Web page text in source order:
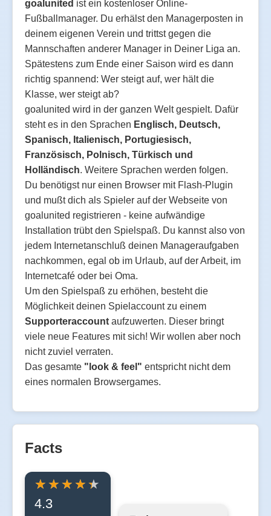
goalunited ist ein kostenloser Online-
Fußballmanager. Du erhälst den Managerposten in
deinem eigenen Verein und trittst gegen die
Mannschaften anderer Manager in Deiner Liga an.
Spätestens zum Ende einer Saison wird es dann
richtig spannend: Wer steigt auf, wer hält die
Klasse, wer steigt ab?
goalunited wird in der ganzen Welt gespielt. Dafür
steht es in den Sprachen Englisch, Deutsch,
Spanisch, Italienisch, Portugiesisch,
Französisch, Polnisch, Türkisch und
Holländisch. Weitere Sprachen werden folgen.
Du benötigst nur einen Browser mit Flash-Plugin
und mußt dich als Spieler auf der Webseite von
goalunited registrieren - keine aufwändige
Installation trübt den Spielspaß. Du kannst also von
jedem Internetanschluß deinen Manageraufgaben
nachkommen, egal ob im Urlaub, auf der Arbeit, im
Internetcafé oder bei Oma.
Um den Spielspaß zu erhöhen, besteht die
Möglichkeit deinen Spielaccount zu einem
Supporteraccount aufzuwerten. Dieser bringt
viele neue Features mit sich! Wir wollen aber noch
nicht zuviel verraten.
Das gesamte "look & feel" entspricht nicht dem
eines normalen Browsergames.
Facts
4.3